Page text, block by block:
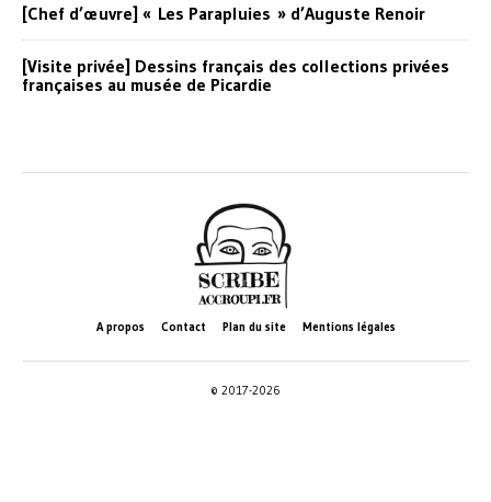
[Chef d’œuvre] « Les Parapluies » d’Auguste Renoir
[Visite privée] Dessins français des collections privées
françaises au musée de Picardie
A propos Contact Plan du site Mentions légales
© 2017-2026